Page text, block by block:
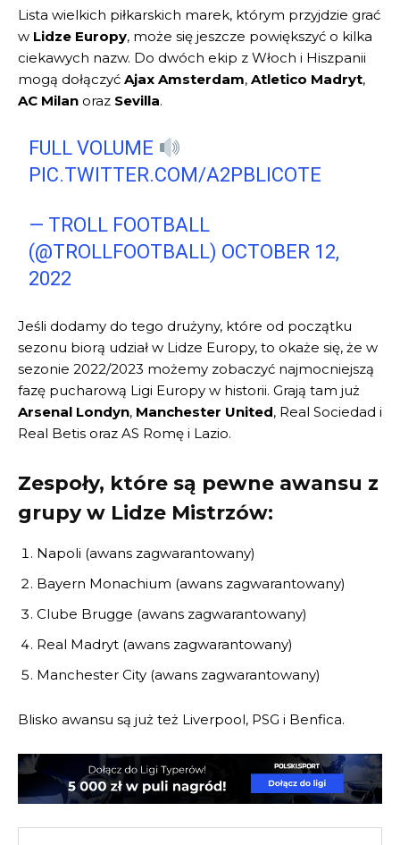
Lista wielkich piłkarskich marek, którym przyjdzie grać
w Lidze Europy, może się jeszcze powiększyć o kilka
ciekawych nazw. Do dwóch ekip z Włoch i Hiszpanii
mogą dołączyć Ajax Amsterdam, Atletico Madryt,
AC Milan oraz Sevilla.
FULL VOLUME
PIC.TWITTER.COM/A2PBLICOTE
— TROLL FOOTBALL
(@TROLLFOOTBALL) OCTOBER 12,
2022
Jeśli dodamy do tego drużyny, które od początku
sezonu biorą udział w Lidze Europy, to okaże się, że w
sezonie 2022/2023 możemy zobaczyć najmocniejszą
fazę pucharową Ligi Europy w historii. Grają tam już
Arsenal Londyn, Manchester United, Real Sociedad i
Real Betis oraz AS Romę i Lazio.
Zespoły, które są pewne awansu z
grupy w Lidze Mistrzów:
Napoli (awans zagwarantowany)
Bayern Monachium (awans zagwarantowany)
Clube Brugge (awans zagwarantowany)
Real Madryt (awans zagwarantowany)
Manchester City (awans zagwarantowany)
Blisko awansu są już też Liverpool, PSG i Benfica.